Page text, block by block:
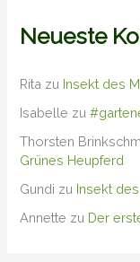
Neueste
Rita zu Insekt des
Isabelle zu
Thorsten
Grünes Heupferd
Gundi zu Insekt
Annette zu Der